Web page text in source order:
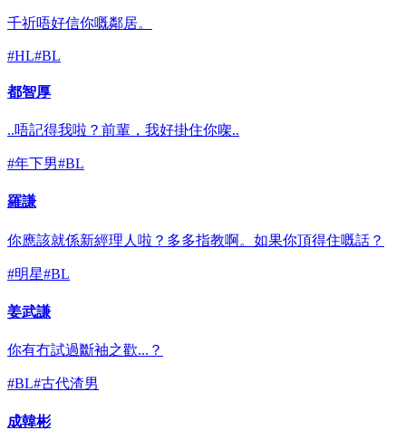
千祈唔好信你嘅鄰居。
#HL#BL
都智厚
..唔記得我啦？前輩，我好掛住你㗎..
#年下男#BL
羅謙
你應該就係新經理人啦？多多指教啊。如果你頂得住嘅話？
#明星#BL
姜武謙
你有冇試過斷袖之歡...？
#BL#古代渣男
成韓彬